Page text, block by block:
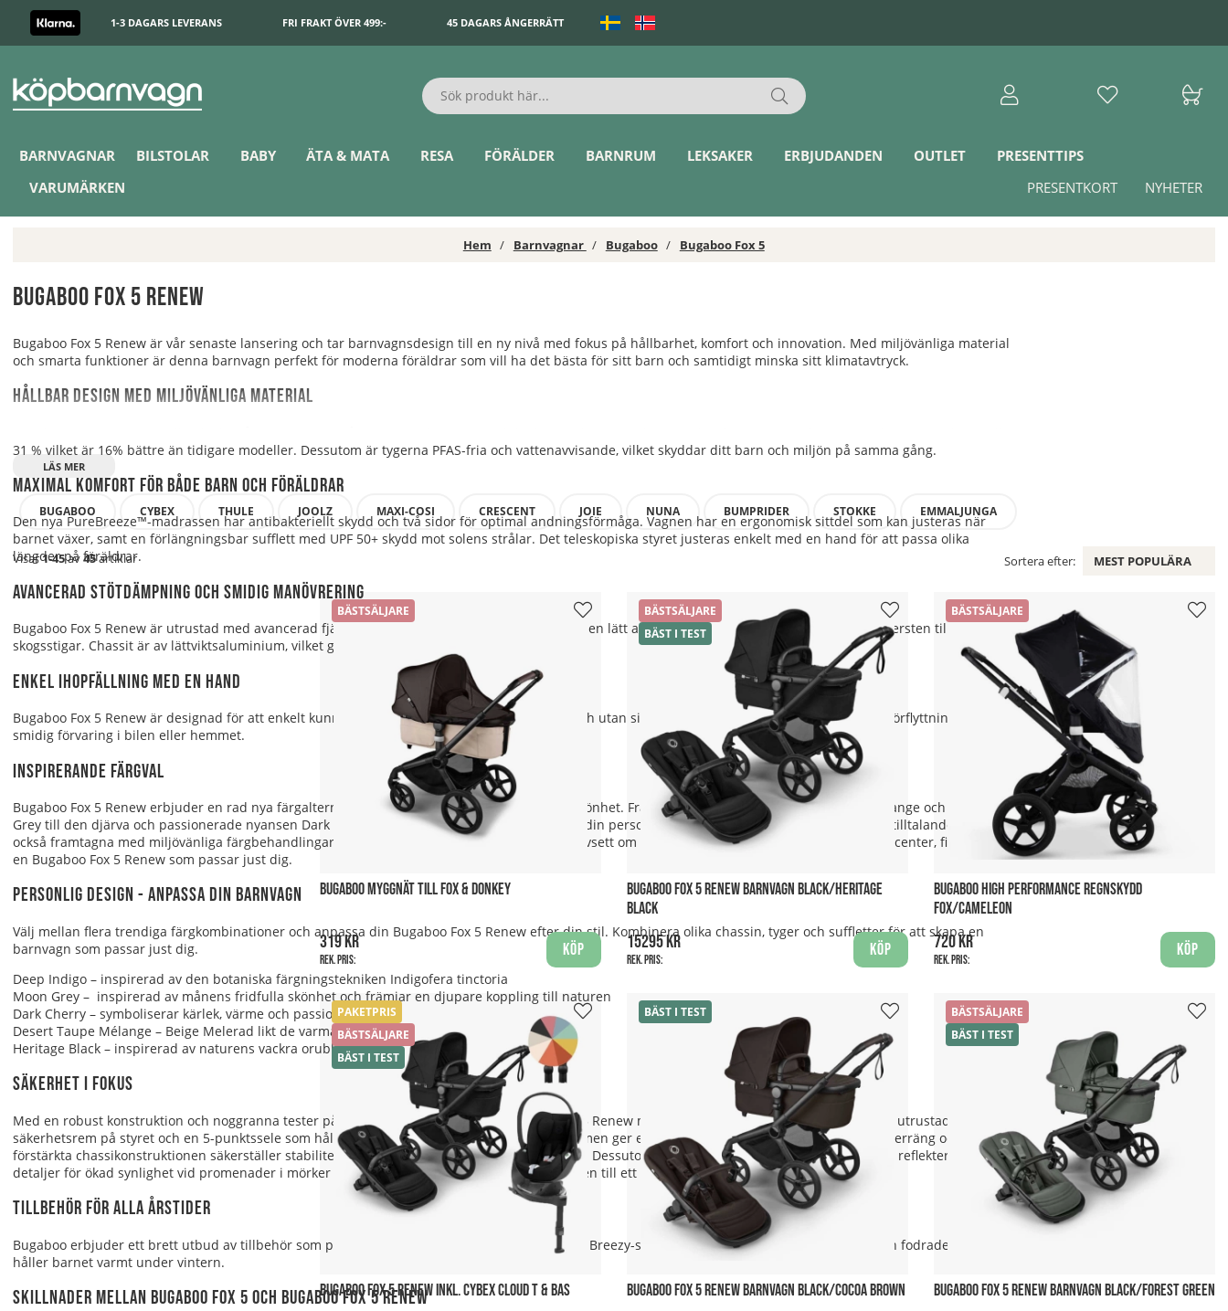
1-3 DAGARS LEVERANS FRI FRAKT ÖVER 499:- 45 DAGARS ÅNGERRÄTT
BARNVAGNAR BILSTOLAR BABY ÄTA & MATA RESA FÖRÄLDER BARNRUM LEKSAKER ERBJUDANDEN OUTLET
PRESENTTIPS
VARUMÄRKEN
NYHETER
PRESENTKORT
Hem Barnvagnar Bugaboo Bugaboo Fox 5
Bugaboo Fox 5 Renew
Bugaboo Fox 5 Renew är vår senaste lansering och tar barnvagnsdesign till en ny nivå med fokus på hållbarhet, komfort och innovation. Med miljövänliga material
och smarta funktioner är denna barnvagn perfekt för moderna föräldrar som vill ha det bästa för sitt barn och samtidigt minska sitt klimatavtryck.
Hållbar design med miljövänliga material
31 % vilket är 16% bättre än tidigare modeller. Dessutom är tygerna PFAS-fria och vattenavvisande, vilket skyddar ditt barn och miljön på samma gång.
Maximal komfort för både barn och föräldrar
Den nya PureBreeze™-madrassen har antibakteriellt skydd och två sidor för optimal andningsförmåga. Vagnen har en ergonomisk sittdel som kan justeras när
barnet växer, samt en förlängningsbar sufflett med UPF 50+ skydd mot solens strålar. Det teleskopiska styret justeras enkelt med en hand för att passa olika
längder på föräldrar.
Avancerad stötdämpning och smidig manövrering
Bugaboo Fox 5 Renew är utrustad med avancerad fjädring och stora all-terrain-hjul som gör den lätt att köra på alla underlag, från stadens kullersten till
skogsstigar. Chassit är av lättviktsaluminium, vilket ger en låg vikt och bättre kontroll.
Enkel ihopfällning med en hand
Bugaboo Fox 5 Renew är designad för att enkelt kunna fällas ihop med en hand, både med och utan sitt-/liggdel monterad. Perfekt för snabba förflyttningar och
smidig förvaring i bilen eller hemmet.
Inspirerande färgval
Bugaboo Fox 5 Renew erbjuder en rad nya färgalternativ inspirerade av naturens lugn och skönhet. Från jordnära toner som Desert Taupe Melange och Moon
Grey till den djärva och passionerade nyansen Dark Cherry, kan du välja en färg som speglar din personliga stil. Färgerna är inte bara estetiskt tilltalande utan är
också framtagna med miljövänliga färgbehandlingar för att minimera påverkan på miljön. Oavsett om du föredrar subtil elegans eller livfulla accenter, finns det
en Bugaboo Fox 5 Renew som passar just dig.
Personlig design - Anpassa din barnvagn
Välj mellan flera trendiga färgkombinationer och anpassa din Bugaboo Fox 5 Renew efter din stil. Kombinera olika chassin, tyger och suffletter för att skapa en
barnvagn som passar just dig.
Deep Indigo – inspirerad av den botaniska färgningstekniken Indigofera tinctoria
Moon Grey – inspirerad av månens fridfulla skönhet och främjar en djupare koppling till naturen
Dark Cherry – symboliserar kärlek, värme och passion och påminner om att vårda nuet
Desert Taupe Mélange – Beige Melerad likt de varma skiftande sanddynorna i öknen
Heritage Black – inspirerad av naturens vackra orubbliga bergsblock
Säkerhet i fokus
Med en robust konstruktion och noggranna tester på över 7 000 km garanterar Bugaboo Fox 5 Renew maximal säkerhet för ditt barn. Vagnen är utrustad med en
säkerhetsrem på styret och en 5-punktssele som håller barnet säkert på plats. Säkerhetsremmen ger extra trygghet vid promenader i kuperad terräng och den
förstärkta chassikonstruktionen säkerställer stabilitet även under mer krävande förhållanden. Dessutom är Bugaboo Fox 5 Renew utrustad med reflekterande
detaljer för ökad synlighet vid promenader i mörker eller dåliga ljusförhållanden, vilket gör den till ett säkert val året runt.
Tillbehör för alla årstider
Bugaboo erbjuder ett brett utbud av tillbehör som parasoll, myggnät, åkpåsar och skötväskor. Breezy-suffletten är perfekt för sommaren, medan fodrade åkpåsar
håller barnet varmt under vintern.
Skillnader mellan Bugaboo Fox 5 och Bugaboo Fox 5 Renew
BUGABOO CYBEX THULE JOOLZ MAXI-COSI CRESCENT JOIE NUNA BUMPRIDER STOKKE EMMALJUNGA
Visar1-45av45artiklar Sortera efter: MEST POPULÄRA
BÄSTSÄLJARE
BUGABOO MYGGNÄT TILL FOX & DONKEY
319 kr
Rek. pris:
Köp
BÄSTSÄLJARE
BÄST I TEST
BUGABOO FOX 5 RENEW BARNVAGN BLACK/HERITAGE
BLACK
15295 kr
Rek. pris:
Köp
BÄSTSÄLJARE
BUGABOO HIGH PERFORMANCE REGNSKYDD
FOX/CAMELEON
720 kr
Rek. pris:
Köp
PAKETPRIS
BÄSTSÄLJARE
BÄST I TEST
BUGABOO FOX 5 RENEW INKL. CYBEX CLOUD T & BAS
BÄST I TEST
BUGABOO FOX 5 RENEW BARNVAGN BLACK/COCOA BROWN
BÄSTSÄLJARE
BÄST I TEST
BUGABOO FOX 5 RENEW BARNVAGN BLACK/FOREST GREEN